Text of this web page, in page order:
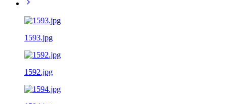
1593.jpg
1592.jpg